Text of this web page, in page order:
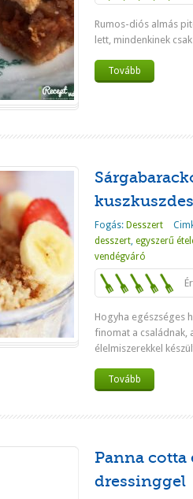
Rumos-diós almás
lett, mindenkinek
Tovább
Fogás: Desszert
desszert, egyszerű
vendégváró
Hogyha egészséges
finomat a családnak,
élelmiszerekkel
Tovább
Panna
dressinggel